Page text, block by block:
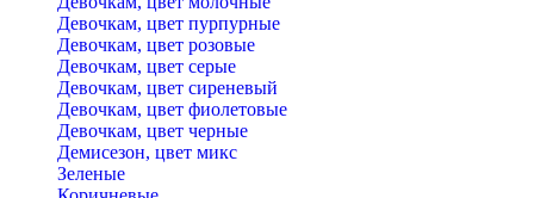
Девочкам, цвет пурпурные
Девочкам, цвет розовые
Девочкам, цвет серые
Девочкам, цвет сиреневый
Девочкам, цвет фиолетовые
Девочкам, цвет черные
Демисезон, цвет микс
Зеленые